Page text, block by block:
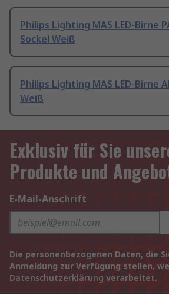
Philips Lighting MAS LED-Birne
Sockel Weiß
Philips Lighting MAS LED-Birne
Weiß
Exklusiv für Sie
Produkte und
E-Mail-Anschrift
Die personenbezogenen Daten, die
Anmeldung zur Verfügung stellen,
Datenschutzerklärung verarbeitet.